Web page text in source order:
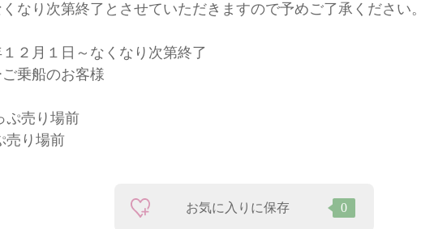
なり次第終了とさせていただきますので予めご了承ください。
２月１日～なくなり次第終了
乗船のお客様
ぷ売り場前
売り場前
お気に入りに保存 0